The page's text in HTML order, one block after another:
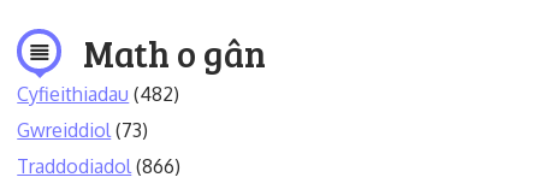
Math o gân
Cyfieithiadau (482)
Gwreiddiol (73)
Traddodiadol (866)